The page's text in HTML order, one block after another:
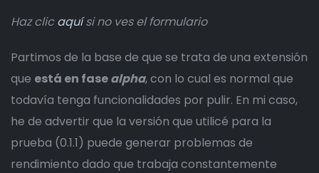
Haz clicaquísi no ves el formulario
Partimos de la base de que se trata de una extensión
que está en fasealpha, con lo cual es normal que
todavía tenga funcionalidades por pulir. En mi caso,
he de advertir que la versión que utilicé para la
prueba (0.1.1) puede generar problemas de
rendimiento dado que trabaja constantemente